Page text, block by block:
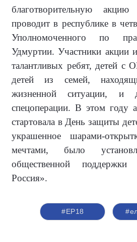
благотворительную
проводит в республике в
Уполномоченного по
Удмуртии. Участники акции
талантливых ребят, детей с
детей из семей,
жизненной ситуации, и
спецоперации. В этом году
стартовала в День защиты
украшенное шарами-
мечтами, было
общественной
Россия».
#ЕР18